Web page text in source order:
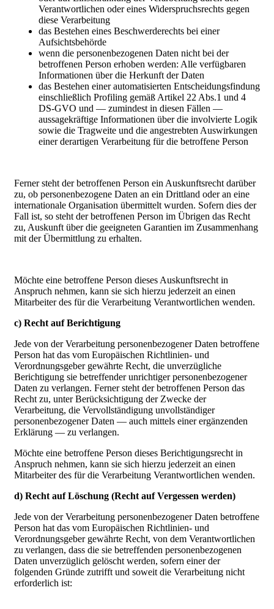
Verantwortlichen oder eines Widerspruchsrechts gegen
diese Verarbeitung
das Bestehen eines Beschwerderechts bei einer
Aufsichtsbehörde
wenn die personenbezogenen Daten nicht bei der
betroffenen Person erhoben werden: Alle verfügbaren
Informationen über die Herkunft der Daten
das Bestehen einer automatisierten Entscheidungsfindung
einschließlich Profiling gemäß Artikel 22 Abs.1 und 4
DS-GVO und — zumindest in diesen Fällen —
aussagekräftige Informationen über die involvierte Logik
sowie die Tragweite und die angestrebten Auswirkungen
einer derartigen Verarbeitung für die betroffene Person
Ferner steht der betroffenen Person ein Auskunftsrecht darüber
zu, ob personenbezogene Daten an ein Drittland oder an eine
internationale Organisation übermittelt wurden. Sofern dies der
Fall ist, so steht der betroffenen Person im Übrigen das Recht
zu, Auskunft über die geeigneten Garantien im Zusammenhang
mit der Übermittlung zu erhalten.
Möchte eine betroffene Person dieses Auskunftsrecht in
Anspruch nehmen, kann sie sich hierzu jederzeit an einen
Mitarbeiter des für die Verarbeitung Verantwortlichen wenden.
c) Recht auf Berichtigung
Jede von der Verarbeitung personenbezogener Daten betroffene
Person hat das vom Europäischen Richtlinien- und
Verordnungsgeber gewährte Recht, die unverzügliche
Berichtigung sie betreffender unrichtiger personenbezogener
Daten zu verlangen. Ferner steht der betroffenen Person das
Recht zu, unter Berücksichtigung der Zwecke der
Verarbeitung, die Vervollständigung unvollständiger
personenbezogener Daten — auch mittels einer ergänzenden
Erklärung — zu verlangen.
Möchte eine betroffene Person dieses Berichtigungsrecht in
Anspruch nehmen, kann sie sich hierzu jederzeit an einen
Mitarbeiter des für die Verarbeitung Verantwortlichen wenden.
d) Recht auf Löschung (Recht auf Vergessen werden)
Jede von der Verarbeitung personenbezogener Daten betroffene
Person hat das vom Europäischen Richtlinien- und
Verordnungsgeber gewährte Recht, von dem Verantwortlichen
zu verlangen, dass die sie betreffenden personenbezogenen
Daten unverzüglich gelöscht werden, sofern einer der
folgenden Gründe zutrifft und soweit die Verarbeitung nicht
erforderlich ist: